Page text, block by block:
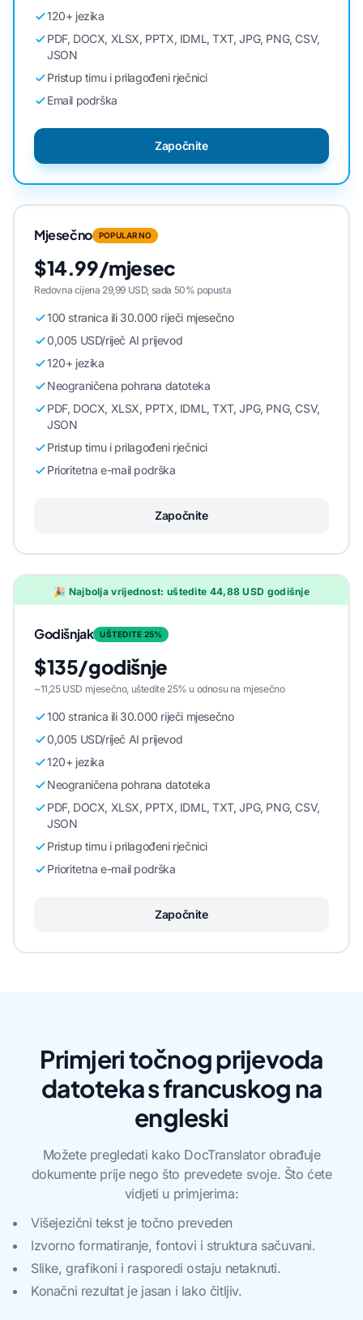
120+ jezika
PDF, DOCX, XLSX, PPTX, IDML, TXT, JPG, PNG, CSV,
JSON
Pristup timu i prilagođeni rječnici
Email podrška
Započnite
Mjesečno POPULARNO
$14.99/mjesec
Redovna cijena 29,99 USD, sada 50% popusta
100 stranica ili 30.000 riječi mjesečno
0,005 USD/riječ AI prijevod
120+ jezika
Neograničena pohrana datoteka
PDF, DOCX, XLSX, PPTX, IDML, TXT, JPG, PNG, CSV,
JSON
Pristup timu i prilagođeni rječnici
Prioritetna e-mail podrška
Započnite
🎉 Najbolja vrijednost: uštedite 44,88 USD godišnje
Godišnjak UŠTEDITE 25%
$135/godišnje
~11,25 USD mjesečno, uštedite 25% u odnosu na mjesečno
100 stranica ili 30.000 riječi mjesečno
0,005 USD/riječ AI prijevod
120+ jezika
Neograničena pohrana datoteka
PDF, DOCX, XLSX, PPTX, IDML, TXT, JPG, PNG, CSV,
JSON
Pristup timu i prilagođeni rječnici
Prioritetna e-mail podrška
Započnite
Primjeri točnog prijevoda
datoteka s francuskog na
engleski
Možete pregledati kako DocTranslator obrađuje
dokumente prije nego što prevedete svoje. Što ćete
vidjeti u primjerima:
Višejezični tekst je točno preveden
Izvorno formatiranje, fontovi i struktura sačuvani.
Slike, grafikoni i rasporedi ostaju netaknuti.
Konačni rezultat je jasan i lako čitljiv.